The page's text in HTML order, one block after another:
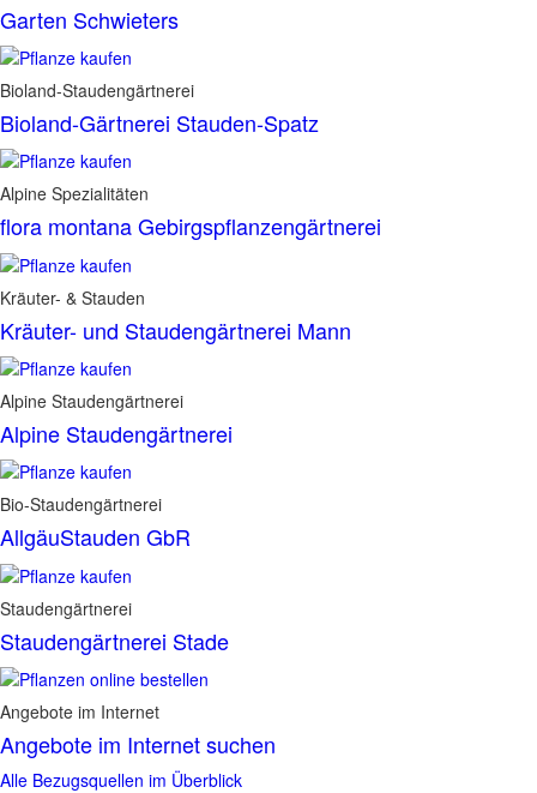
Garten Schwieters
Bioland-Staudengärtnerei
Bioland-Gärtnerei Stauden-Spatz
Alpine Spezialitäten
flora montana Gebirgspflanzengärtnerei
Kräuter- & Stauden
Kräuter- und Staudengärtnerei Mann
Alpine Staudengärtnerei
Alpine Staudengärtnerei
Bio-Staudengärtnerei
AllgäuStauden GbR
Staudengärtnerei
Staudengärtnerei Stade
Angebote im Internet
Angebote im Internet suchen
Alle Bezugsquellen im Überblick